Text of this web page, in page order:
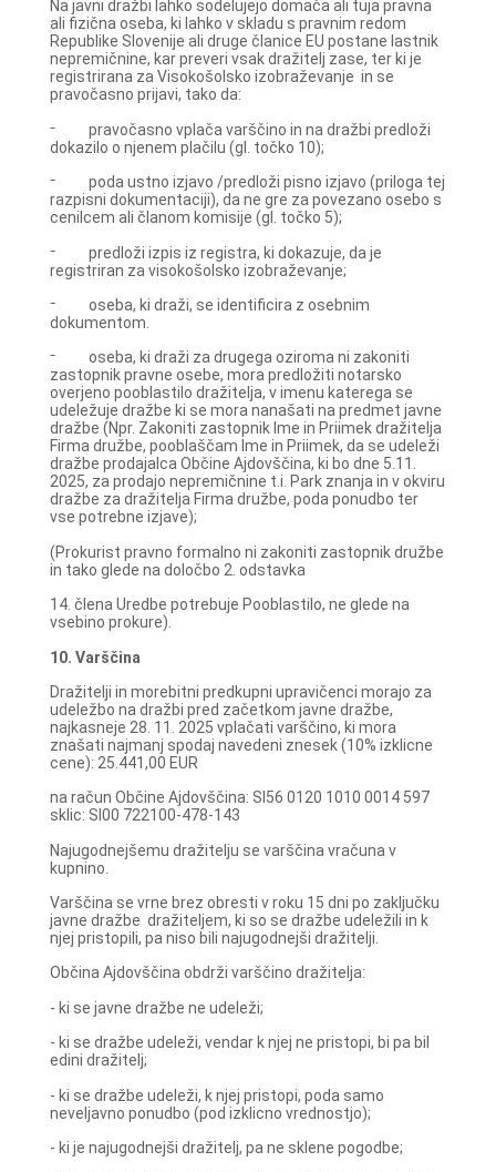
Na javni dražbi lahko sodelujejo domača ali tuja pravna
ali fizična oseba, ki lahko v skladu s pravnim redom
Republike Slovenije ali druge članice EU postane lastnik
nepremičnine, kar preveri vsak dražitelj zase, ter ki je
registrirana za Visokošolsko izobraževanje in se
pravočasno prijavi, tako da:
⁻ pravočasno vplača varščino in na dražbi predloži
dokazilo o njenem plačilu (gl. točko 10);
⁻ poda ustno izjavo /predloži pisno izjavo (priloga tej
razpisni dokumentaciji), da ne gre za povezano osebo s
cenilcem ali članom komisije (gl. točko 5);
⁻ predloži izpis iz registra, ki dokazuje, da je
registriran za visokošolsko izobraževanje;
⁻ oseba, ki draži, se identificira z osebnim
dokumentom.
⁻ oseba, ki draži za drugega oziroma ni zakoniti
zastopnik pravne osebe, mora predložiti notarsko
overjeno pooblastilo dražitelja, v imenu katerega se
udeležuje dražbe ki se mora nanašati na predmet javne
dražbe (Npr. Zakoniti zastopnik Ime in Priimek dražitelja
Firma družbe, pooblaščam Ime in Priimek, da se udeleži
dražbe prodajalca Občine Ajdovščina, ki bo dne 5.11.
2025, za prodajo nepremičnine t.i. Park znanja in v okviru
dražbe za dražitelja Firma družbe, poda ponudbo ter
vse potrebne izjave);
(Prokurist pravno formalno ni zakoniti zastopnik družbe
in tako glede na določbo 2. odstavka
14. člena Uredbe potrebuje Pooblastilo, ne glede na
vsebino prokure).
10. Varščina
Dražitelji in morebitni predkupni upravičenci morajo za
udeležbo na dražbi pred začetkom javne dražbe,
najkasneje 28. 11. 2025 vplačati varščino, ki mora
znašati najmanj spodaj navedeni znesek (10% izklicne
cene): 25.441,00 EUR
na račun Občine Ajdovščina: SI56 0120 1010 0014 597
sklic: SI00 722100-478-143
Najugodnejšemu dražitelju se varščina vračuna v
kupnino.
Varščina se vrne brez obresti v roku 15 dni po zaključku
javne dražbe dražiteljem, ki so se dražbe udeležili in k
njej pristopili, pa niso bili najugodnejši dražitelji.
Občina Ajdovščina obdrži varščino dražitelja:
- ki se javne dražbe ne udeleži;
- ki se dražbe udeleži, vendar k njej ne pristopi, bi pa bil
edini dražitelj;
- ki se dražbe udeleži, k njej pristopi, poda samo
neveljavno ponudbo (pod izklicno vrednostjo);
- ki je najugodnejši dražitelj, pa ne sklene pogodbe;